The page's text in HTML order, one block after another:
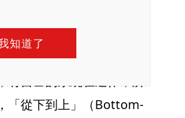
知道了
自己的系統在運作，所
「從下到上」（Bottom-